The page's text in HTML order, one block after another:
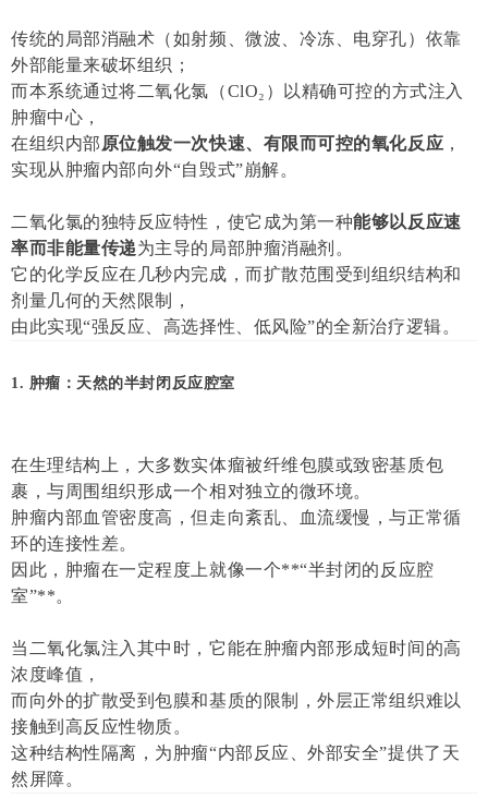
传统的局部消融术（如射频、微波、冷冻、电穿孔）依靠
外部能量来破坏组织；
而本系统通过将二氧化氯（ClO₂）以精确可控的方式注入
肿瘤中心，
在组织内部 原位触发一次快速、有限而可控的氧化反应 ，
实现从肿瘤内部向外“自毁式”崩解。
二氧化氯的独特反应特性，使它成为第一种能够以反应速
率而非能量传递为主导的局部肿瘤消融剂。
它的化学反应在几秒内完成，而扩散范围受到组织结构和
剂量几何的天然限制，
由此实现“强反应、高选择性、低风险”的全新治疗逻辑。
1. 肿瘤：天然的半封闭反应腔室
在生理结构上，大多数实体瘤被纤维包膜或致密基质包
裹，与周围组织形成一个相对独立的微环境。
肿瘤内部血管密度高，但走向紊乱、血流缓慢，与正常循
环的连接性差。
因此，肿瘤在一定程度上就像一个**“半封闭的反应腔
室”**。
当二氧化氯注入其中时，它能在肿瘤内部形成短时间的高
浓度峰值，
而向外的扩散受到包膜和基质的限制，外层正常组织难以
接触到高反应性物质。
这种结构性隔离，为肿瘤“内部反应、外部安全”提供了天
然屏障。